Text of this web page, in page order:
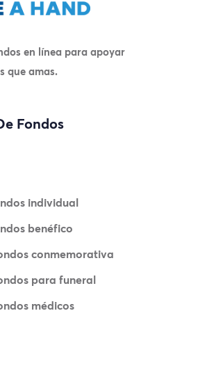
en línea para apoyar
que amas.
Fondos
individual
benéfico
conmemorativa
para funeral
médicos